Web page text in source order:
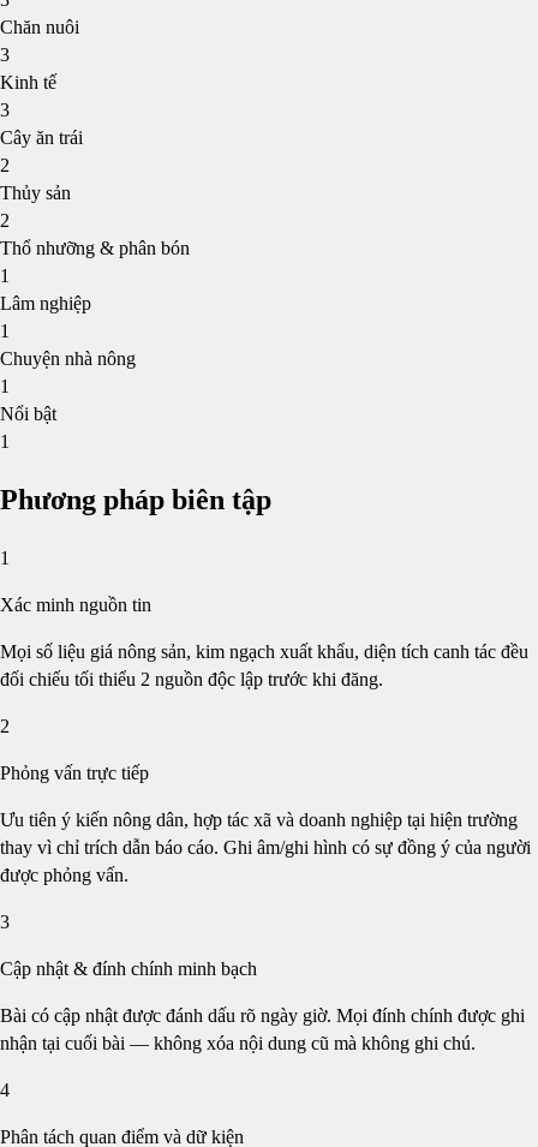
Chăn nuôi
3
Kinh tế
3
Cây ăn trái
2
Thủy sản
2
Thổ nhưỡng & phân bón
1
Lâm nghiệp
1
Chuyện nhà nông
1
Nổi bật
1
Phương pháp biên tập
1
Xác minh nguồn tin
Mọi số liệu giá nông sản, kim ngạch xuất khẩu, diện tích canh tác đều
đối chiếu tối thiểu 2 nguồn độc lập trước khi đăng.
2
Phỏng vấn trực tiếp
Ưu tiên ý kiến nông dân, hợp tác xã và doanh nghiệp tại hiện trường
thay vì chỉ trích dẫn báo cáo. Ghi âm/ghi hình có sự đồng ý của người
được phỏng vấn.
3
Cập nhật & đính chính minh bạch
Bài có cập nhật được đánh dấu rõ ngày giờ. Mọi đính chính được ghi
nhận tại cuối bài — không xóa nội dung cũ mà không ghi chú.
4
Phân tách quan điểm và dữ kiện